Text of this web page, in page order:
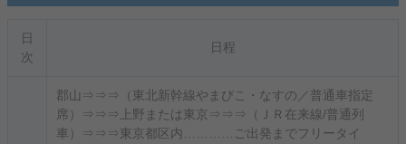
日
次
日程
郡山⇒⇒⇒（東北新幹線やまびこ・なすの／普通車指定
席）⇒⇒⇒上野または東京⇒⇒⇒（ＪＲ在来線/普通列
車）⇒⇒⇒東京都区内…………ご出発までフリータイ